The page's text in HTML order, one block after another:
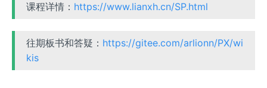
课程详情： https://www.lianxh.cn/SP.html
往期板书和答疑： https://gitee.com/arlionn/PX/wi
kis